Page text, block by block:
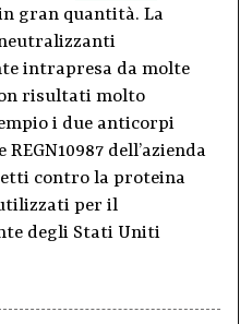
gran quantità. La
intrapresa da molte
risultati molto
i due anticorpi
dell’azienda
contro la proteina
per il
degli Stati Uniti